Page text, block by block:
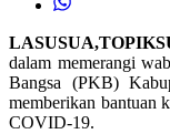
dalam memerangi
Bangsa (PKB)
memberikan bantuan
COVID-19.